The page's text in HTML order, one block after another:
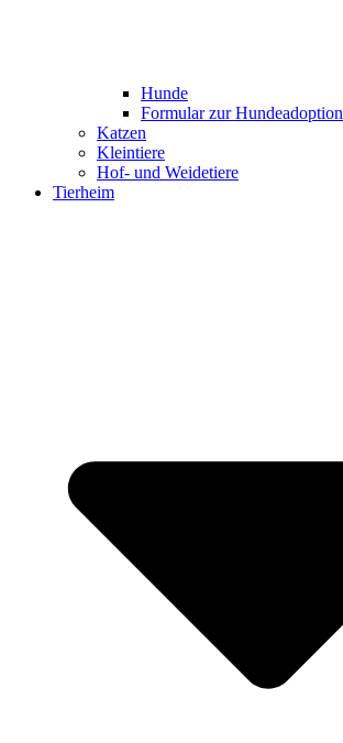
Hunde
Formular zur Hundeadoption
Katzen
Kleintiere
Hof- und Weidetiere
Tierheim